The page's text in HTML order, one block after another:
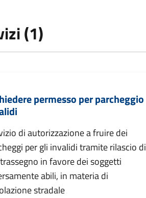
(1)
permesso per parcheggio
di autorizzazione a fruire dei
per gli invalidi tramite rilascio di
in favore dei soggetti
abili, in materia di
stradale